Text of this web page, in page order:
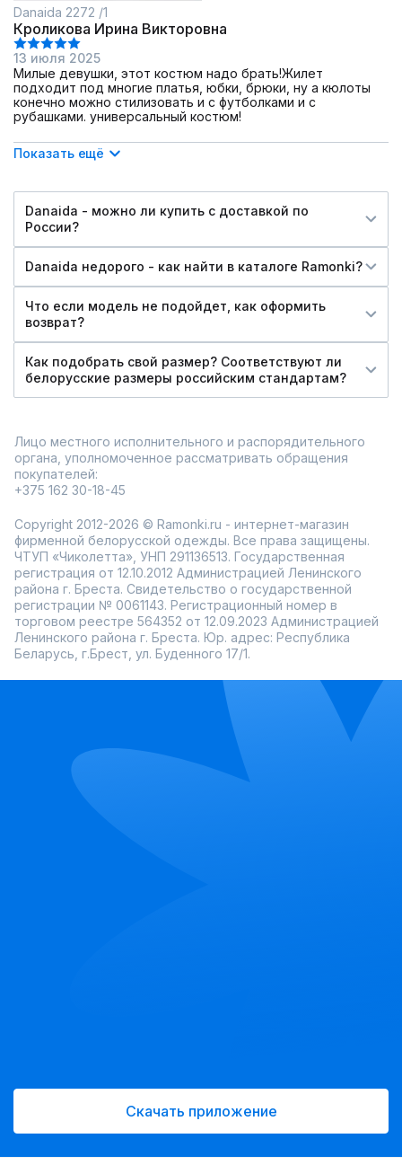
Danaida 2272 /1
Кроликова Ирина Викторовна
13 июля 2025
Милые девушки, этот костюм надо брать!Жилет
подходит под многие платья, юбки, брюки, ну а кюлоты
конечно можно стилизовать и с футболками и с
рубашками. универсальный костюм!
Показать ещё
Danaida - можно ли купить c доставкой по
России?
Danaida недорого - как найти в каталоге Ramonki?
Что если модель не подойдет, как оформить
возврат?
Как подобрать свой размер? Соответствуют ли
белорусские размеры российским стандартам?
Лицо местного исполнительного и распорядительного
органа, уполномоченное рассматривать обращения
покупателей:
+375 162 30-18-45
Copyright 2012-2026 © Ramonki.ru - интернет-магазин
фирменной белорусской одежды. Все права защищены.
ЧТУП «Чиколетта», УНП 291136513. Государственная
регистрация от 12.10.2012 Администрацией Ленинского
района г. Бреста. Свидетельство о государственной
регистрации № 0061143. Регистрационный номер в
торговом реестре 564352 от 12.09.2023 Администрацией
Ленинского района г. Бреста. Юр. адрес: Республика
Беларусь, г.Брест, ул. Буденного 17/1.
Скачать приложение